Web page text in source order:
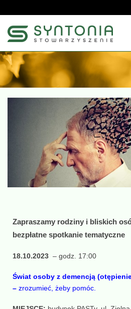
tematyczne
“Świat
osoby
z
demencją-
zrozumieć,
żeby
pomóc”
Zapraszamy rodziny i bliskich
bezpłatne spotkanie tematyczne
18.10.2023 – godz. 17:00
Świat osoby z demencją
– zrozumieć, żeby pomóc.